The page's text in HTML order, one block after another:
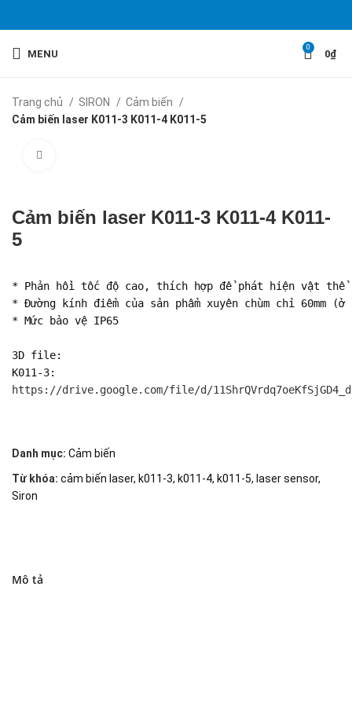
MENU
0
0₫
Trang chủ SIRON
Cảm biến
Cảm biến laser K011-3 K011-4 K011-5
Cảm biến laser K011-3 K011-4 K011-
5
* Phản hồi tốc độ cao, thích hợp để phát hiện vật thể
* Đường kính điểm của sản phẩm xuyên chùm chỉ 60mm (ở
* Mức bảo vệ IP65
3D file:
https://drive.google.com/file/d/
Danh mục: Cảm biến
Từ khóa: cảm biến laser, k011-3, k011-4, k011-5, laser sensor,
Siron
Mô tả